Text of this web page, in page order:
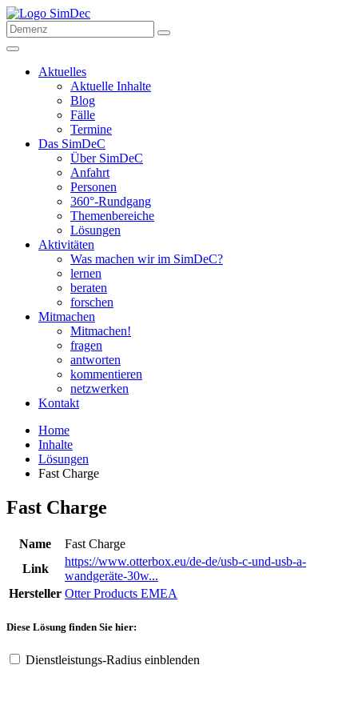
Aktuelles
Aktuelle Inhalte
Blog
Fälle
Termine
Das SimDeC
Über SimDeC
Anfahrt
Personen
360°-Rundgang
Themenbereiche
Lösungen
Aktivitäten
Was machen wir im SimDeC?
lernen
beraten
forschen
Mitmachen
Mitmachen!
fragen
antworten
kommentieren
netzwerken
Kontakt
Home
Inhalte
Lösungen
Fast Charge
Fast Charge
Name
Fast Charge
Link
https://www.otterbox.eu/de-de/usb-c-und-usb-a-
wandgeräte-30w...
Hersteller Otter Products EMEA
Diese Lösung finden Sie hier:
Dienstleistungs-Radius einblenden